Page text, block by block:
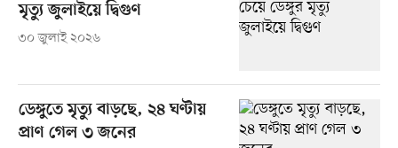
মৃত্যু জুলাইয়ে দ্বিগুণ
৩০ জুলাই ২০২৬
ডেঙ্গুতে মৃত্যু বাড়ছে, ২৪ ঘণ্টায়
প্রাণ গেল ৩ জনের